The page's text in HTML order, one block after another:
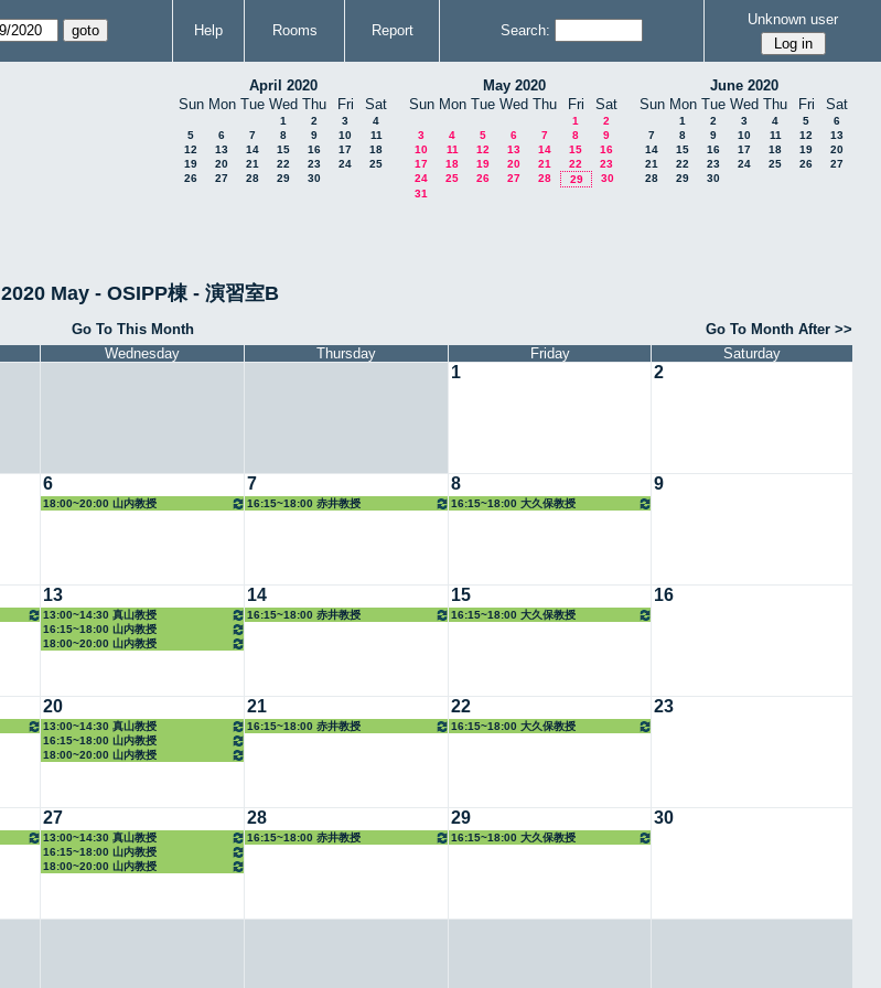
Help Rooms Report Search:
Unknown user
April 2020
Sun Mon Tue Wed Thu Fri Sat
1 2 3
4
5
6 7 8 9 10
11
12
13 14 15 16 17
18
19
20 21 22 23 24
25
26
27 28 29 30
May 2020
Sun Mon Tue Wed Thu Fri Sat
1
2
3
4 5 6 7 8
9
10
11 12 13 14 15
16
17
18 19 20 21 22
23
24
25 26 27 28 29
30
31
June 2020
Sun Mon Tue Wed Thu Fri Sat
1 2 3 4 5
6
7
8 9 10 11 12
13
14
15 16 17 18 19
20
21
22 23 24 25 26
27
28
29 30
2020 May - OSIPP棟 - 演習室B
Go To This Month
Go To Month After >>
Wednesday Thursday Friday Saturday
1 2
6
18:00~20:00 山内教授
7
16:15~18:00 赤井教授
8
16:15~18:00 大久保教授
9
13
13:00~14:30 真山教授
16:15~18:00 山内教授
18:00~20:00 山内教授
14
16:15~18:00 赤井教授
15
16:15~18:00 大久保教授
16
20
13:00~14:30 真山教授
16:15~18:00 山内教授
18:00~20:00 山内教授
21
16:15~18:00 赤井教授
22
16:15~18:00 大久保教授
23
27
13:00~14:30 真山教授
16:15~18:00 山内教授
18:00~20:00 山内教授
28
16:15~18:00 赤井教授
29
16:15~18:00 大久保教授
30